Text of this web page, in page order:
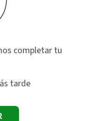
completar tu
tarde